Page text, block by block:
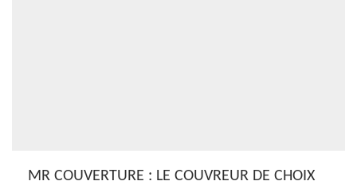
MR COUVERTURE : LE COUVREUR DE CHOIX